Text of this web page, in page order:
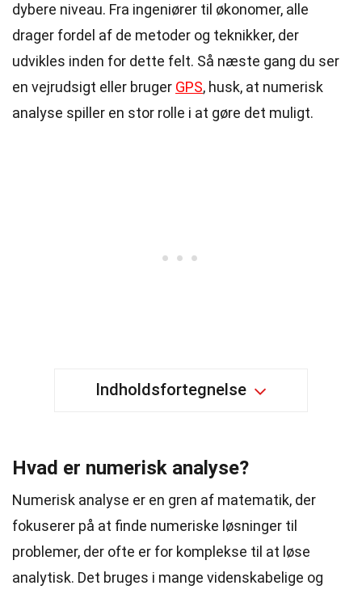
dybere niveau. Fra ingeniører til økonomer, alle
drager fordel af de metoder og teknikker, der
udvikles inden for dette felt. Så næste gang du ser
en vejrudsigt eller bruger GPS, husk, at numerisk
analyse spiller en stor rolle i at gøre det muligt.
Indholdsfortegnelse
Hvad er numerisk analyse?
Numerisk analyse er en gren af matematik, der
fokuserer på at finde numeriske løsninger til
problemer, der ofte er for komplekse til at løse
analytisk. Det bruges i mange videnskabelige og